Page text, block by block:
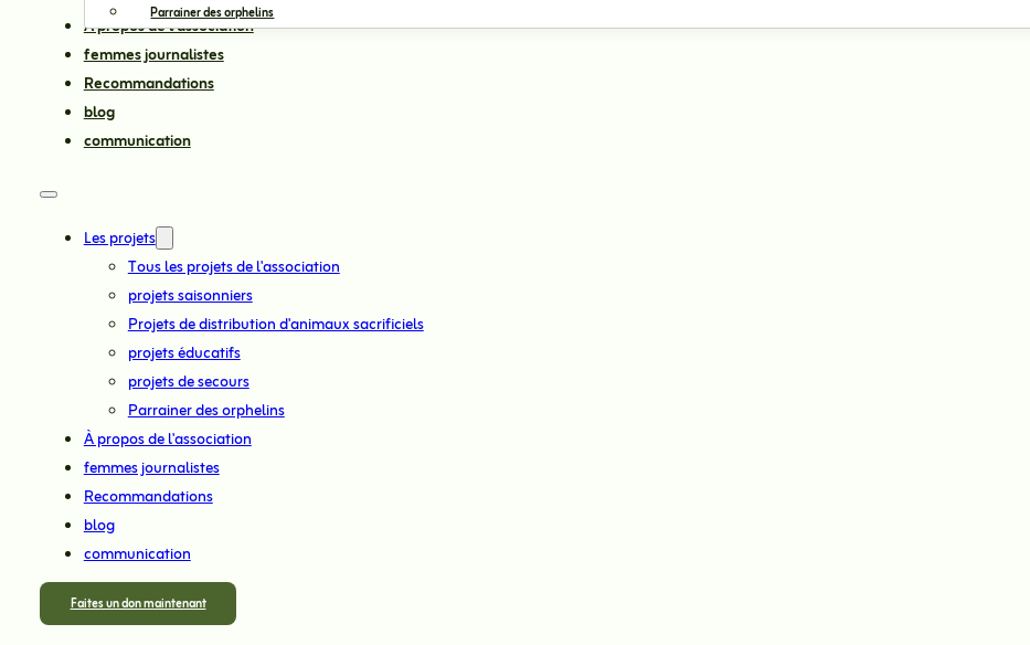
Parrainer des orphelins
À propos de l'association
femmes journalistes
Recommandations
blog
communication
Les projets
Tous les projets de l'association
projets saisonniers
Projets de distribution d'animaux sacrificiels
projets éducatifs
projets de secours
Parrainer des orphelins
À propos de l'association
femmes journalistes
Recommandations
blog
communication
Faites un don maintenant